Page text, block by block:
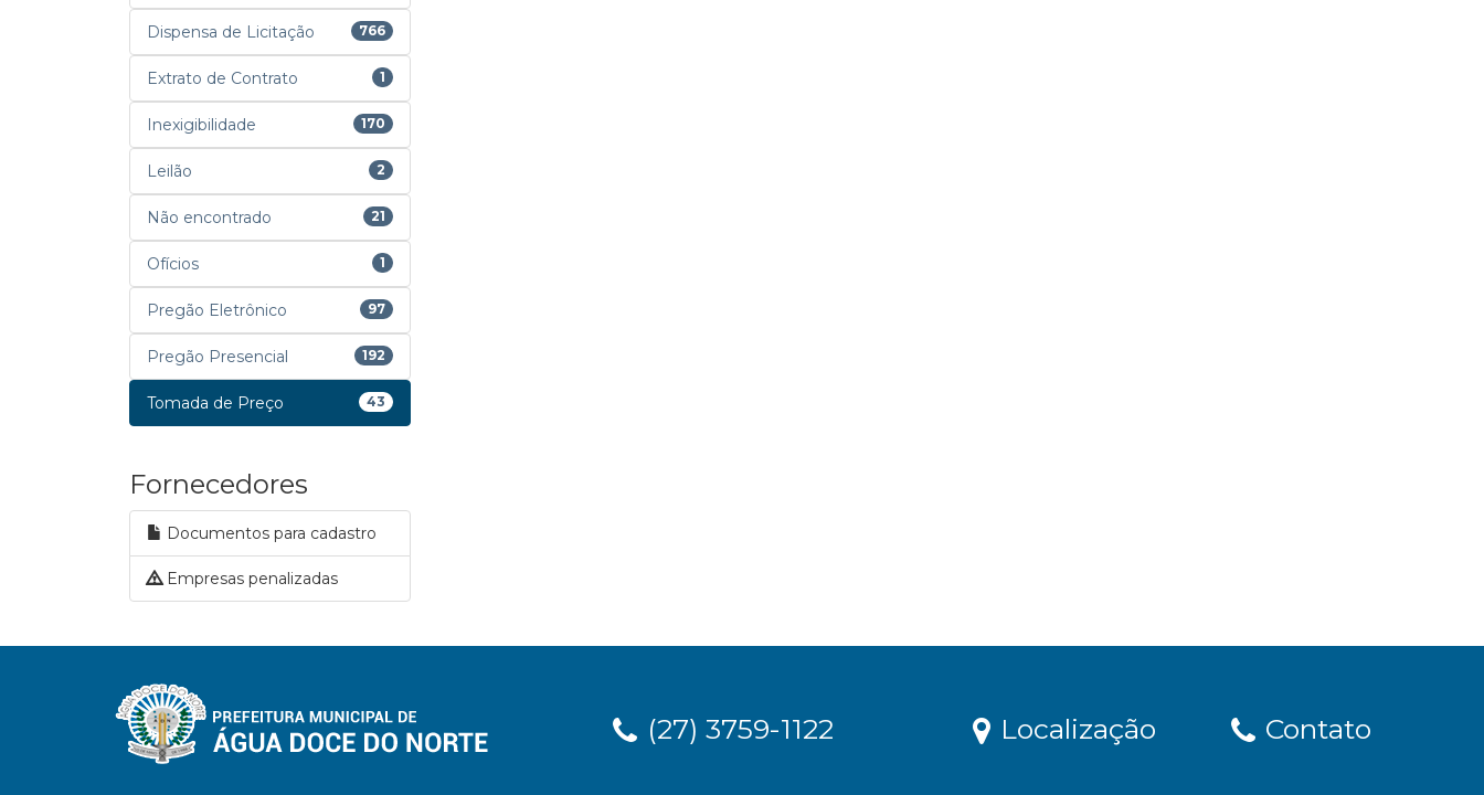
Dispensa de Licitação 766
Extrato de Contrato 1
Inexigibilidade 170
Leilão 2
Não encontrado 21
Ofícios 1
Pregão Eletrônico 97
Pregão Presencial 192
Tomada de Preço 43
Fornecedores
Documentos para cadastro
Empresas penalizadas
(27) 3759-1122 Localização Contato